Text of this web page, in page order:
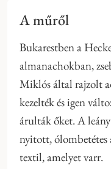
A műről
Bukarestben a
almanachokban,
Miklós által rajzolt
kezelték és igen
árulták őket. A
nyitott, ólombetétes
textil, amelyet varr.